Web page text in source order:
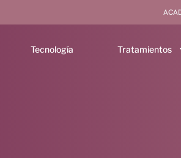
Tecnología Tratamientos